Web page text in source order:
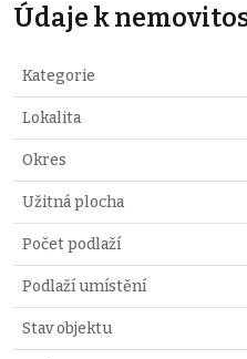
Údaje k
Kategorie
Lokalita
Okres
Užitná plocha
Počet podlaží
Podlaží umístění
Stav objektu